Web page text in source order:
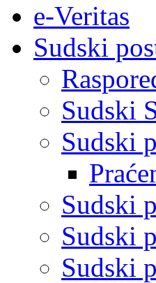
e-Veritas
Sudski
Sudski
Sudski
Sudski
Sudski
Sudski